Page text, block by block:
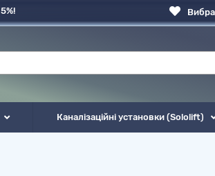
Каналізаційні установки (Sololift)